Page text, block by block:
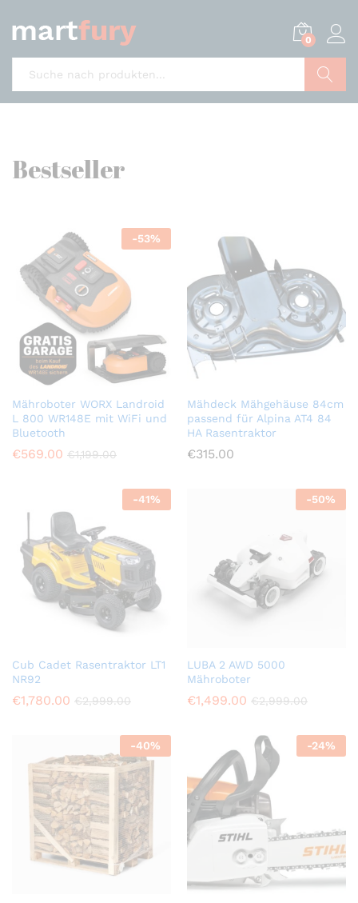
0
Bestseller
-53%
Mähroboter WORX Landroid
L 800 WR148E mit WiFi und
Bluetooth
€569.00 €1,199.00
Mähdeck Mähgehäuse 84cm
passend für Alpina AT4 84
HA Rasentraktor
€315.00
-41%
Cub Cadet Rasentraktor LT1
NR92
€1,780.00 €2,999.00
-50%
LUBA 2 AWD 5000
Mähroboter
€1,499.00 €2,999.00
-40% -24%